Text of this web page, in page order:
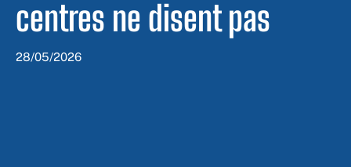
centres ne disent pas
28/05/2026